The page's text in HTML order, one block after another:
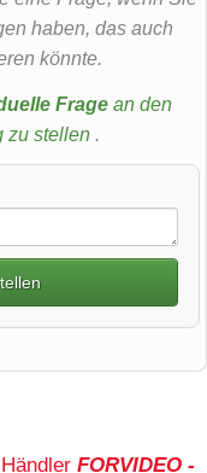
haben, das auch
könnte.
Fragean den
zu stellen .
FORVIDEO -